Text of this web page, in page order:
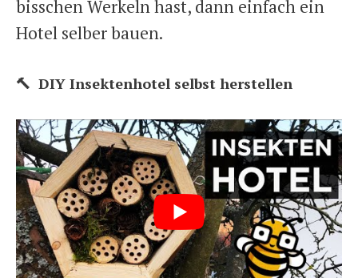
bisschen Werkeln hast, dann einfach ein
Hotel selber bauen.
🔨 DIY Insektenhotel selbst herstellen